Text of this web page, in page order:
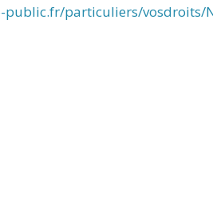
public.fr/particuliers/vosdroits/